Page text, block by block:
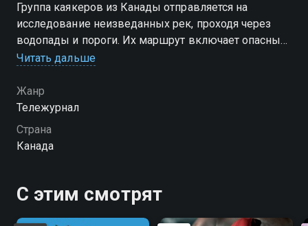
Группа каякеров из Канады отправляется на
исследование неизведанных рек, проходя через
водопады и пороги. Их маршрут включает опасный
водопад Мадлен и другие сложные участки
Посмотреть онлайн 1 сезон сериала Экстремальный
сплав по рекам Канады вы можете совершенно
бесплатно в хорошем HD качестве на Смотрёшке
Читать дальше
Жанр
Тележурнал
Страна
Канада
С этим смотрят